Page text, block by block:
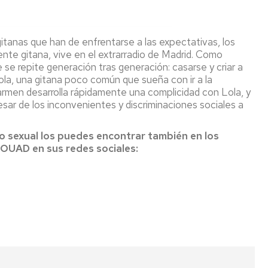
que han de enfrentarse a las expectativas, los
gitana, vive en el extrarradio de Madrid. Como
repite generación tras generación: casarse y criar a
una gitana poco común que sueña con ir a la
desarrolla rápidamente una complicidad con Lola, y
de los inconvenientes y discriminaciones sociales a
los puedes encontrar también en los
en sus redes sociales: